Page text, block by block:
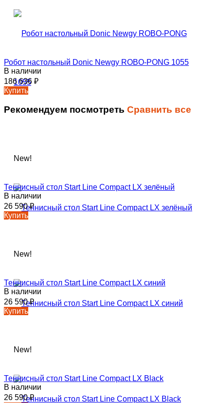
Робот настольный Donic Newgy ROBO-PONG 1055
В наличии
186 636 ₽
Купить
Рекомендуем посмотреть Сравнить все
New!
Теннисный стол Start Line Compact LX зелёный
В наличии
26 590₽
Купить
New!
Теннисный стол Start Line Compact LX синий
В наличии
26 590₽
Купить
New!
Теннисный стол Start Line Compact LX Black
В наличии
26 590₽